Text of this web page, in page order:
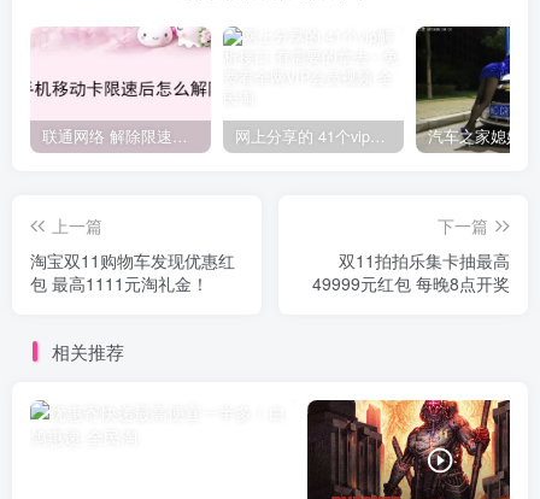
联通网络 解除限速方法参考！畅享、畅玩、老白干等及其它地区自测了 网上分享的 41个vip解析接口 有需要的拿去~ 免费看全网VIP会员视频
上一篇
淘宝双11购物车发现优惠红
包 最高1111元淘礼金！
下一篇
双11拍拍乐集卡抽最高
49999元红包 每晚8点开奖
相关推荐